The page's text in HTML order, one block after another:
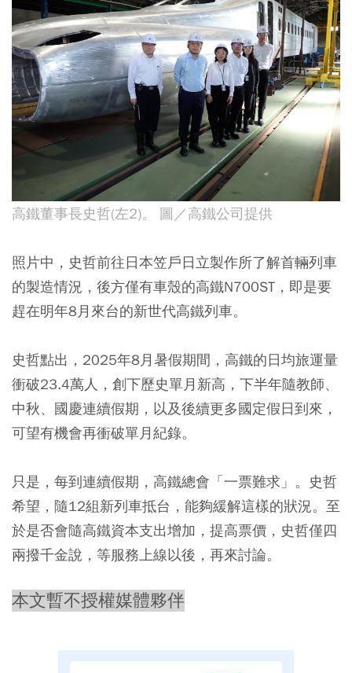
高鐵董事長史哲(左2)。 圖／高鐵公司提供
照片中，史哲前往日本笠戶日立製作所了解首輛列車
的製造情況，後方僅有車殼的高鐵N700ST，即是要
趕在明年8月來台的新世代高鐵列車。
史哲點出，2025年8月暑假期間，高鐵的日均旅運量
衝破23.4萬人，創下歷史單月新高，下半年隨教師、
中秋、國慶連續假期，以及後續更多國定假日到來，
可望有機會再衝破單月紀錄。
只是，每到連續假期，高鐵總會「一票難求」。史哲
希望，隨12組新列車抵台，能夠緩解這樣的狀況。至
於是否會隨高鐵資本支出增加，提高票價，史哲僅四
兩撥千金說，等服務上線以後，再來討論。
本文暫不授權媒體夥伴